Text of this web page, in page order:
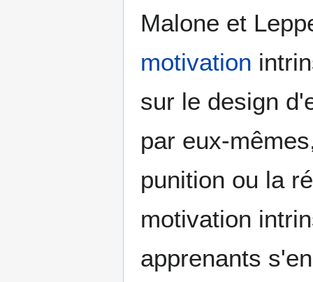
Malone et
motivation
sur le design
par eux-
punition ou la
motivation
apprenants